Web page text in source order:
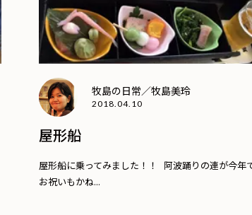
牧島の日常／牧島美玲
2018.04.10
屋形船
屋形船に乗ってみました！！ 阿波踊りの連が今年
お祝いもかね...